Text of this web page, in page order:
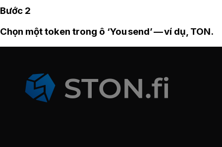
Bước 2
Chọn một token trong ô ‘You send’ — ví dụ, TON.